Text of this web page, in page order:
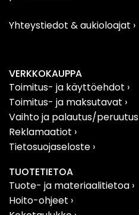
Yhteystiedot & aukioloajat ›
VERKKOKAUPPA
Toimitus- ja käyttöehdot ›
Toimitus- ja maksutavat ›
Vaihto ja palautus/peruutus
Reklamaatiot ›
Tietosuojaseloste ›
TUOTETIETOA
Tuote- ja materiaalitietoa ›
Hoito-ohjeet ›